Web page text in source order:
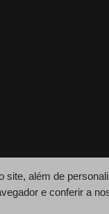
além de
e conferir a